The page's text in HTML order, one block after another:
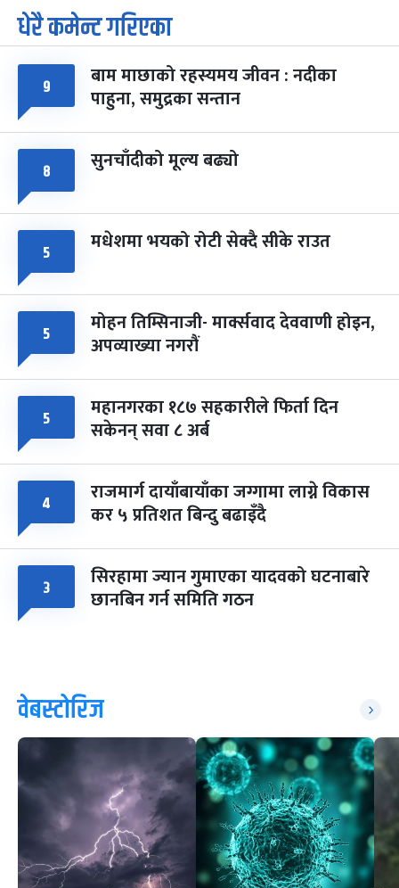
७
आइत
पूर्णिमा व्रत
चैत्र ७, २०८३-Mar 21, 2027
८
सोम
फागुपूर्णिमा
चैत्र ८, २०८३-Mar 22, 2027
७ महिना बाँकी
धेरै कमेन्ट गरिएका
९ बाम माछाको रहस्यमय जीवन : नदीका
पाहुना, समुद्रका सन्तान
८ सुनचाँदीको मूल्य बढ्यो
५ मधेशमा भयको रोटी सेक्दै सीके राउत
५ मोहन तिम्सिनाजी- मार्क्सवाद देववाणी होइन,
अपव्याख्या नगरौं
५ महानगरका १८७ सहकारीले फिर्ता दिन
सकेनन् सवा ८ अर्ब
४ राजमार्ग दायाँबायाँका जग्गामा लाग्ने विकास
कर ५ प्रतिशत बिन्दु बढाइँदै
३ सिरहामा ज्यान गुमाएका यादवको घटनाबारे
छानबिन गर्न समिति गठन
वेबस्टोरिज